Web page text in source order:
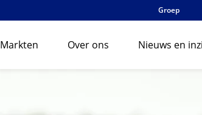
Groep
Markten Over ons Nieuws en